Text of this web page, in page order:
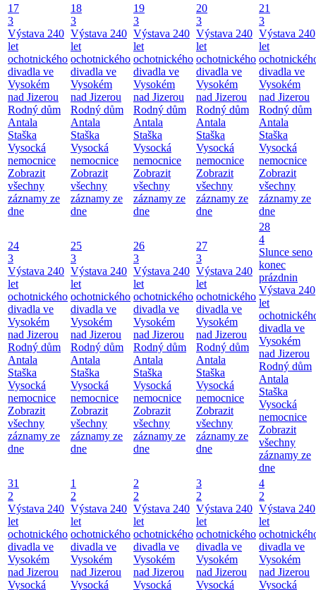
17
3
Výstava 240
let
ochotnického
divadla ve
Vysokém
nad Jizerou
Rodný dům
Antala
Staška
Vysocká
nemocnice
Zobrazit
všechny
záznamy ze
dne
18
3
Výstava 240
let
ochotnického
divadla ve
Vysokém
nad Jizerou
Rodný dům
Antala
Staška
Vysocká
nemocnice
Zobrazit
všechny
záznamy ze
dne
19
3
Výstava 240
let
ochotnického
divadla ve
Vysokém
nad Jizerou
Rodný dům
Antala
Staška
Vysocká
nemocnice
Zobrazit
všechny
záznamy ze
dne
20
3
Výstava 240
let
ochotnického
divadla ve
Vysokém
nad Jizerou
Rodný dům
Antala
Staška
Vysocká
nemocnice
Zobrazit
všechny
záznamy ze
dne
21
3
Výstava 240
let
divadla ve
Vysokém
nad Jizerou
Rodný dům
Antala
Staška
Vysocká
nemocnice
Zobrazit
všechny
záznamy ze
dne
24
3
Výstava 240
let
ochotnického
divadla ve
Vysokém
nad Jizerou
Rodný dům
Antala
Staška
Vysocká
nemocnice
Zobrazit
všechny
záznamy ze
dne
25
3
Výstava 240
let
ochotnického
divadla ve
Vysokém
nad Jizerou
Rodný dům
Antala
Staška
Vysocká
nemocnice
Zobrazit
všechny
záznamy ze
dne
26
3
Výstava 240
let
ochotnického
divadla ve
Vysokém
nad Jizerou
Rodný dům
Antala
Staška
Vysocká
nemocnice
Zobrazit
všechny
záznamy ze
dne
27
3
Výstava 240
let
ochotnického
divadla ve
Vysokém
nad Jizerou
Rodný dům
Antala
Staška
Vysocká
nemocnice
Zobrazit
všechny
záznamy ze
dne
28
4
Slunce seno
konec
prázdnin
Výstava 240
let
divadla ve
Vysokém
nad Jizerou
Rodný dům
Antala
Staška
Vysocká
nemocnice
Zobrazit
všechny
záznamy ze
dne
31
2
Výstava 240
let
ochotnického
divadla ve
Vysokém
nad Jizerou
Vysocká
1
2
Výstava 240
let
ochotnického
divadla ve
Vysokém
nad Jizerou
Vysocká
2
2
Výstava 240
let
ochotnického
divadla ve
Vysokém
nad Jizerou
Vysocká
3
2
Výstava 240
let
ochotnického
divadla ve
Vysokém
nad Jizerou
Vysocká
4
2
Výstava 240
let
divadla ve
Vysokém
nad Jizerou
Vysocká